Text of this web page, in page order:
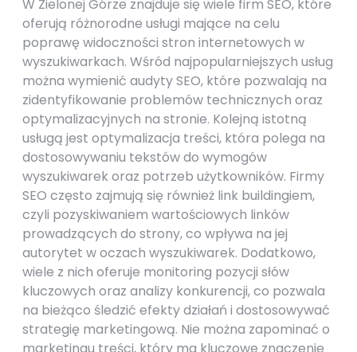
W Zielonej Górze znajduje się wiele firm SEO, które
oferują różnorodne usługi mające na celu
poprawę widoczności stron internetowych w
wyszukiwarkach. Wśród najpopularniejszych usług
można wymienić audyty SEO, które pozwalają na
zidentyfikowanie problemów technicznych oraz
optymalizacyjnych na stronie. Kolejną istotną
usługą jest optymalizacja treści, która polega na
dostosowywaniu tekstów do wymogów
wyszukiwarek oraz potrzeb użytkowników. Firmy
SEO często zajmują się również link buildingiem,
czyli pozyskiwaniem wartościowych linków
prowadzących do strony, co wpływa na jej
autorytet w oczach wyszukiwarek. Dodatkowo,
wiele z nich oferuje monitoring pozycji słów
kluczowych oraz analizy konkurencji, co pozwala
na bieżąco śledzić efekty działań i dostosowywać
strategię marketingową. Nie można zapominać o